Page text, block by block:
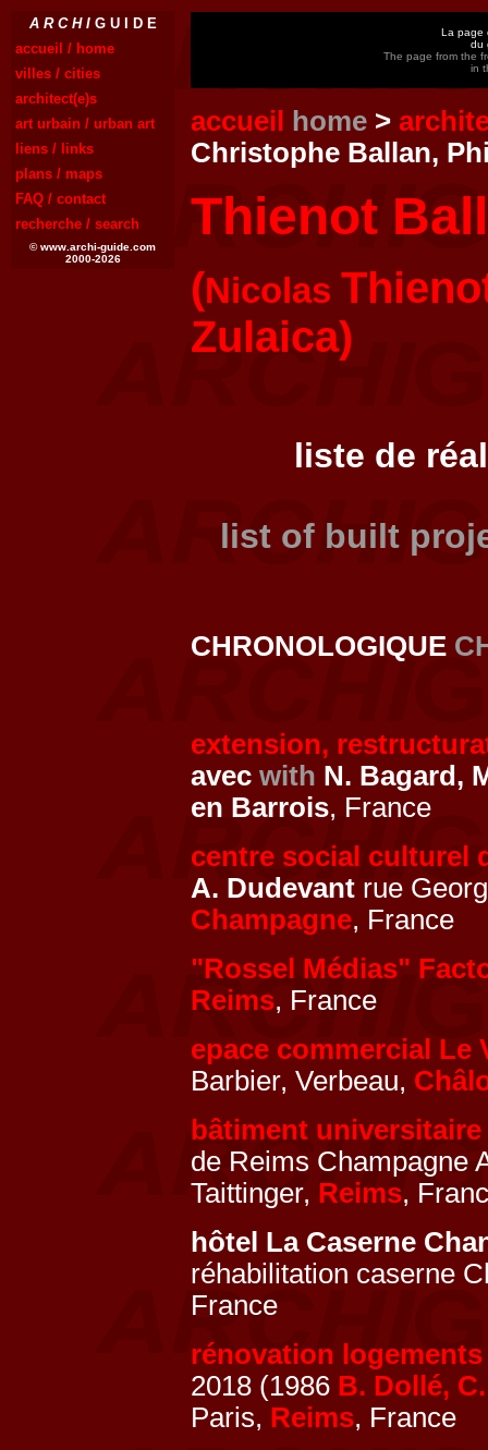
A R C H IG U I D E
accueil / home
villes / cities
architect(e)s
art urbain / urban art
liens / links
plans / maps
FAQ / contact
recherche / search
© www.archi-guide.com
2000-2026
La page
du
The page from the
in
accueil home >
Christophe Ballan,
Thienot
(Nicolas
Zulaica)
liste de
list of built
CHRONOLOGIQUE
extension,
avec with N. Bagard,
en Barrois, France
centre social culturel
A. Dudevant rue
Champagne, France
"Rossel Médias"
Reims, France
epace commercial Le
Barbier, Verbeau,
bâtiment
de Reims Champagne
Taittinger, Reims,
hôtel La Caserne
réhabilitation caserne
France
rénovation
2018 (1986 B. Dollé,
Paris, Reims, France